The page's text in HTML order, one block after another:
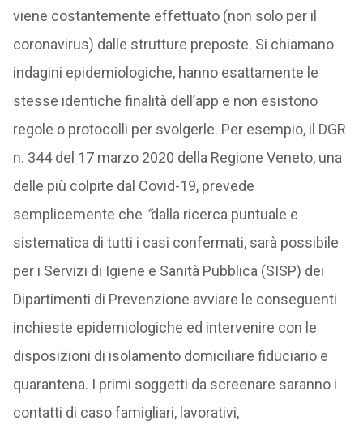
viene costantemente effettuato (non solo per il
coronavirus) dalle strutture preposte. Si chiamano
indagini epidemiologiche, hanno esattamente le
stesse identiche finalità dell’app e non esistono
regole o protocolli per svolgerle. Per esempio, il DGR
n. 344 del 17 marzo 2020 della Regione Veneto, una
delle più colpite dal Covid-19, prevede
semplicemente che “dalla ricerca puntuale e
sistematica di tutti i casi confermati, sarà possibile
per i Servizi di Igiene e Sanità Pubblica (SISP) dei
Dipartimenti di Prevenzione avviare le conseguenti
inchieste epidemiologiche ed intervenire con le
disposizioni di isolamento domiciliare fiduciario e
quarantena. I primi soggetti da screenare saranno i
contatti di caso famigliari, lavorativi,